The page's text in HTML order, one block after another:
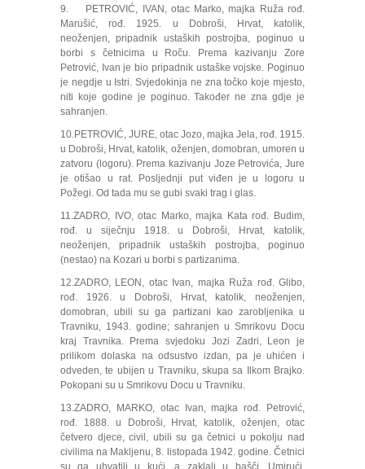
9. PETROVIĆ, IVAN, otac Marko, majka Ruža rođ.
Marušić, rođ. 1925. u Dobroši, Hrvat, katolik,
neoženjen, pripadnik ustaških postrojba, poginuo u
borbi s četnicima u Roču. Prema kazivanju Zore
Petrović, Ivan je bio pripadnik ustaške vojske. Poginuo
je negdje u Istri. Svjedokinja ne zna točko koje mjesto,
niti koje godine je poginuo. Također ne zna gdje je
sahranjen.
10.PETROVIĆ, JURE, otac Jozo, majka Jela, rođ. 1915.
u Dobroši, Hrvat, katolik, oženjen, domobran, umoren u
zatvoru (logoru). Prema kazivanju Joze Petrovića, Jure
je otišao u rat. Posljednji put viđen je u logoru u
Požegi. Od tada mu se gubi svaki trag i glas.
11.ZADRO, IVO, otac Marko, majka Kata rođ. Budim,
rođ. u siječnju 1918. u Dobroši, Hrvat, katolik,
neoženjen, pripadnik ustaških postrojba, poginuo
(nestao) na Kozari u borbi s partizanima.
12.ZADRO, LEON, otac Ivan, majka Ruža rođ. Glibo,
rođ. 1926. u Dobroši, Hrvat, katolik, neoženjen,
domobran, ubili su ga partizani kao zarobljenika u
Travniku, 1943. godine; sahranjen u Smrikovu Docu
kraj Travnika. Prema svjedoku Jozi Zadri, Leon je
prilikom dolaska na odsustvo izdan, pa je uhićen i
odveden, te ubijen u Travniku, skupa sa Ilkom Brajko.
Pokopani su u Smrikovu Docu u Travniku.
13.ZADRO, MARKO, otac Ivan, majka rođ. Petrović,
rođ. 1888. u Dobroši, Hrvat, katolik, oženjen, otac
četvero djece, civil, ubili su ga četnici u pokolju nad
civilima na Makljenu, 8. listopada 1942. godine. Četnici
su ga uhvatili u kući, a zaklali u bašči. Umirući,